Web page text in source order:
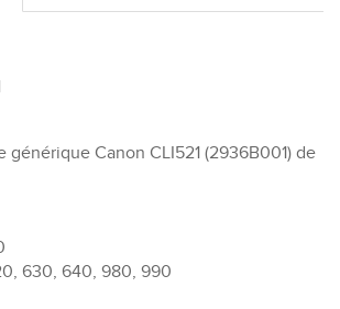
générique Canon CLI521 (2936B001) de
630, 640, 980, 990